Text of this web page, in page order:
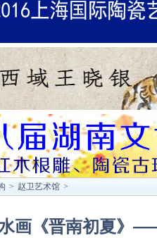
> 赵卫艺术馆 >
画《晋南初夏》